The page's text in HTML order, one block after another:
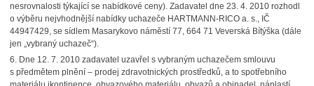
nesrovnalosti týkající se nabídkové ceny). Zadavatel dne 23. 4. 2010 rozhodl
o výběru nejvhodnější nabídky uchazeče HARTMANN-RICO a. s., IČ
44947429, se sídlem Masarykovo náměstí 77, 664 71 Veverská Bítýška (dále
jen „vybraný uchazeč“).
6. Dne 12. 7. 2010 zadavatel uzavřel s vybraným uchazečem smlouvu
s předmětem plnění – prodej zdravotnických prostředků, a to spotřebního